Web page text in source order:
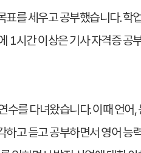
를 세우고 공부했습니다.
1시간 이상은 기사 자격증
를 다녀왔습니다. 이때 언
고 듣고 공부하면서 영어 능